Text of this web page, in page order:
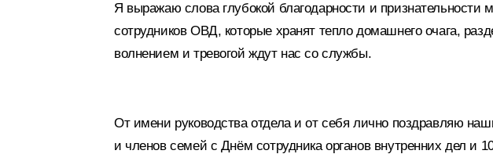
Я выражаю слова глубокой благодарности и признательности
сотрудников ОВД, которые хранят тепло домашнего очага,
волнением и тревогой ждут нас со службы.
От имени руководства отдела и от себя лично поздравляю
и членов семей с Днём сотрудника органов внутренних дел и